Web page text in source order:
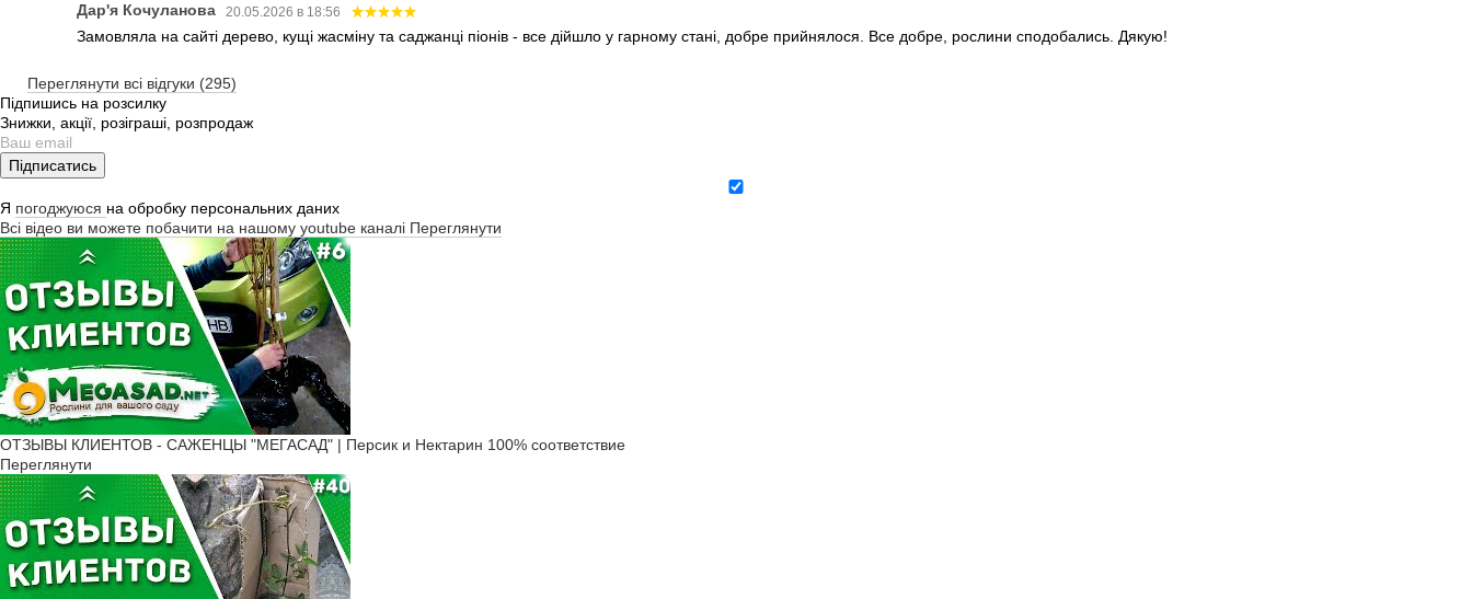
Дар'я Кочуланова 20.05.2026 в 18:56
Замовляла на сайті дерево, кущі жасміну та саджанці піонів - все дійшло у гарному стані, добре прийнялося. Все добре, рослини сподобались. Дякую!
Переглянути всі відгуки (295)
Підпишись на розсилку
Знижки, акції, розіграші, розпродаж
Підписатись
Я погоджуюся на обробку персональних даних
Всі відео ви можете побачити на нашому youtube каналі Переглянути
ОТЗЫВЫ КЛИЕНТОВ - САЖЕНЦЫ "МЕГАСАД" | Персик и Нектарин 100% соответствие
Переглянути